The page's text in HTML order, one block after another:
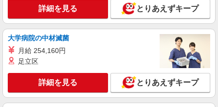
株式会社シエロ
【softbank】人気機種に詳しくなれる携帯販
売
月給210000円〜 各種手当 家族手当（扶養家族
一人あたり5000円） 交通費全額支給（公共交通機
関のみ） ※マイカー通勤は月2万円までガソリン
20000円） 業務手当（社内規程として支給） 慶弔
手当育児支援手当（社内規定により支給） ※残業
社祝い金10万円支給(規定有) お友達を紹介頂くと,
兵庫県西宮市下大市のsoftbankショップ
キープ 詳細を見る
詳細を見る とりあえずキープ
大学病院の中材滅菌
月給 254,160円
足立区
詳細を見る とりあえずキープ